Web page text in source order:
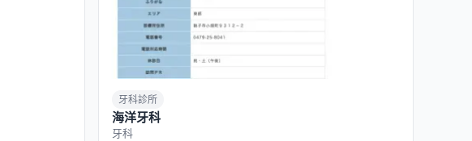
牙科診所
海洋牙科
牙科